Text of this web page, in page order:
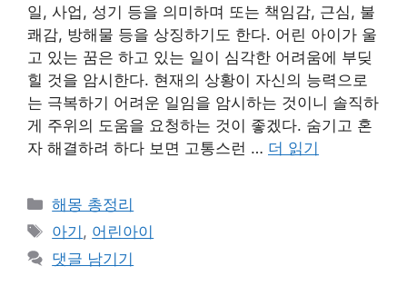
일, 사업, 성기 등을 의미하며 또는 책임감, 근심, 불
쾌감, 방해물 등을 상징하기도 한다. 어린 아이가 울
고 있는 꿈은 하고 있는 일이 심각한 어려움에 부딪
힐 것을 암시한다. 현재의 상황이 자신의 능력으로
는 극복하기 어려운 일임을 암시하는 것이니 솔직하
게 주위의 도움을 요청하는 것이 좋겠다. 숨기고 혼
자 해결하려 하다 보면 고통스런 … 더 읽기
카
테
리
해몽 총정리
태
그
아기 , 어린아이
댓글 남기기